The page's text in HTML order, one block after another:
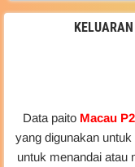
Data paito Macau P2
yang digunakan
untuk menandai atau